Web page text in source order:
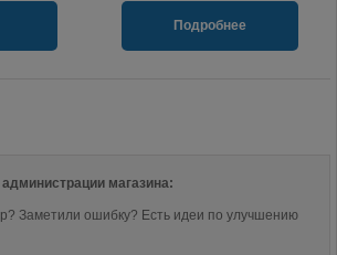
Подробнее
магазина:
Заметили ошибку? Есть идеи по улучшению